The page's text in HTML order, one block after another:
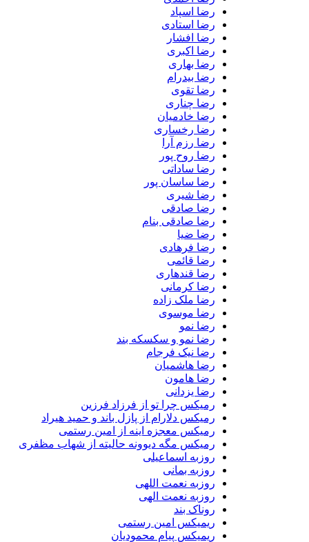
رضا اسپاد
رضا استادی
رضا افشار
رضا اکبری
رضا بهاری
رضا بیدرام
رضا تقوی
رضا چناری
رضا خادمیان
رضا رخساری
رضا رزم آرا
رضا روح پور
رضا ساداتی
رضا ساسان پور
رضا شیری
رضا صادقی
رضا صادقی بنام
رضا ضیا
رضا فرهادی
رضا قائمی
رضا قندهاری
رضا کرمانی
رضا ملک زاده
رضا موسوی
رضا نمو
رضا نمو و سکسکه بند
رضا نیک فرجام
رضا هاشمیان
رضا هامون
رضا یزدانی
رمیکس چرا تو از فرزاد فرزین
رمیکس دلارام از پازل باند و حمید هیراد
رمیکس معجزه اینه از امین رستمی
رمیکس مگه دیوونه حالیته از شهاب مظفری
روزبه اسماعیلی
روزبه بمانی
روزبه نعمت اللهی
روزبه نعمت الهی
روناک بند
ریمیکس امین رستمی
ریمیکس پیام محمودیان